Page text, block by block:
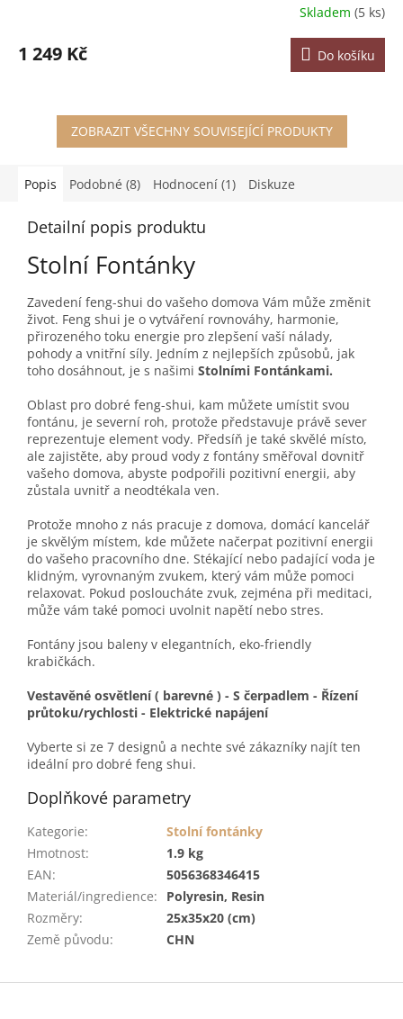
produktu
je
hvězdiček.
Skladem(5 ks)
1 249 Kč Do košíku
ZOBRAZIT VŠECHNY SOUVISEJÍCÍ PRODUKTY
Popis Podobné (8) Hodnocení (1) Diskuze
Detailní popis produktu
Stolní Fontánky
Zavedení feng-shui do vašeho domova Vám může změnit
život. Feng shui je o vytváření rovnováhy, harmonie,
přirozeného toku energie pro zlepšení vaší nálady,
pohody a vnitřní síly. Jedním z nejlepších způsobů, jak
toho dosáhnout, je s našimi Stolními Fontánkami.
Oblast pro dobré feng-shui, kam můžete umístit svou
fontánu, je severní roh, protože představuje právě sever
reprezentuje element vody. Předsíň je také skvělé místo,
ale zajistěte, aby proud vody z fontány směřoval dovnitř
vašeho domova, abyste podpořili pozitivní energii, aby
zůstala uvnitř a neodtékala ven.
Protože mnoho z nás pracuje z domova, domácí kancelář
je skvělým místem, kde můžete načerpat pozitivní energii
do vašeho pracovního dne. Stékající nebo padající voda je
klidným, vyrovnaným zvukem, který vám může pomoci
relaxovat. Pokud posloucháte zvuk, zejména při meditaci,
může vám také pomoci uvolnit napětí nebo stres.
Fontány jsou baleny v elegantních, eko-friendly
krabičkách.
Vestavěné osvětlení ( barevné ) - S čerpadlem - Řízení
průtoku/rychlosti - Elektrické napájení
Vyberte si ze 7 designů a nechte své zákazníky najít ten
ideální pro dobré feng shui.
Doplňkové parametry
Kategorie:
Stolní fontánky
Hmotnost:
1.9 kg
EAN:
5056368346415
Materiál/ingredience:
Polyresin, Resin
Rozměry:
25x35x20 (cm)
Země původu: CHN
Z